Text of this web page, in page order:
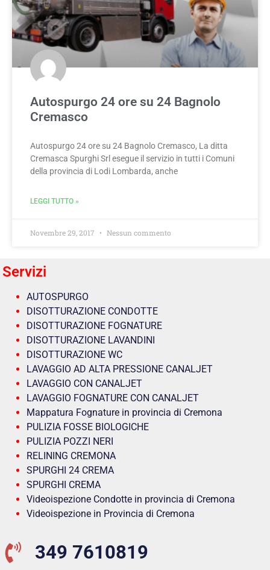
Autospurgo 24 ore su 24 Bagnolo
Cremasco
Autospurgo 24 ore su 24 Bagnolo Cremasco, La ditta
Cremasca Spurghi Srl esegue il servizio in tutti i Comuni
della provincia di Lodi Lombarda, anche
LEGGI TUTTO »
Novembre 29, 2017 Nessun commento
Servizi
AUTOSPURGO
DISOTTURAZIONE CONDOTTE
DISOTTURAZIONE FOGNATURE
DISOTTURAZIONE LAVANDINI
DISOTTURAZIONE WC
LAVAGGIO AD ALTA PRESSIONE CANALJET
LAVAGGIO CON CANALJET
LAVAGGIO FOGNATURE CON CANALJET
Mappatura Fognature in provincia di Cremona
PULIZIA FOSSE BIOLOGICHE
PULIZIA POZZI NERI
RELINING CREMONA
SPURGHI 24 CREMA
SPURGHI CREMA
Videoispezione Condotte in provincia di Cremona
Videoispezione in Provincia di Cremona
349 7610819